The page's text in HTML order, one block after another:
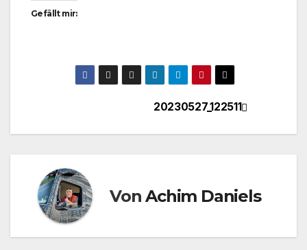
Gefällt mir:
Beitragsnavigation
20230527_122511
VonAchim Daniels